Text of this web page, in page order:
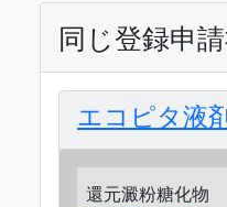
同じ登録申
エコピタ液
還元澱粉糖化物